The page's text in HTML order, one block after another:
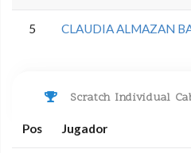
5 CLAUDIA ALMAZAN
Scratch Individual
Pos Jugador